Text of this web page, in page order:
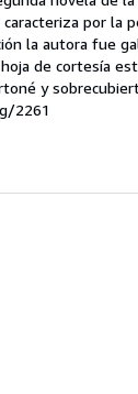
por la
la autora fue
de cortesía
y
2261